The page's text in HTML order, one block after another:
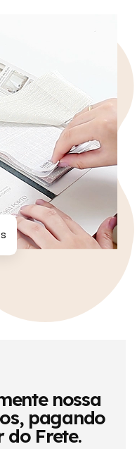
nossa
pagando
do Frete.